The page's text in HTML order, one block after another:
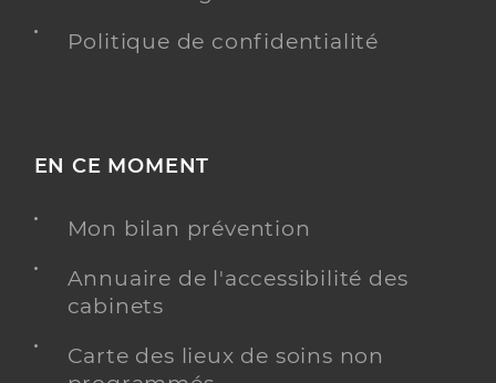
Politique de confidentialité
EN CE MOMENT
Mon bilan prévention
Annuaire de l'accessibilité des
cabinets
Carte des lieux de soins non